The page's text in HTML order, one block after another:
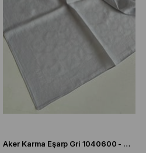
Aker Karma Eşarp Gri 1040600 - 973 - 32664